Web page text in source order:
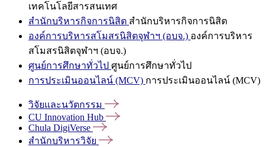
เทคโนโลยีสารสนเทศ
สำนักบริหารกิจการนิสิต สำนักบริหารกิจการนิสิต
องค์การบริหารสโมสรนิสิตจุฬาฯ (อบจ.) องค์การบริหาร
สโมสรนิสิตจุฬาฯ (อบจ.)
ศูนย์การศึกษาทั่วไป ศูนย์การศึกษาทั่วไป
การประเมินออนไลน์ (MCV) การประเมินออนไลน์ (MCV)
วิจัยและนวัตกรรม
CU Innovation Hub
Chula DigiVerse
สำนักบริหารวิจัย